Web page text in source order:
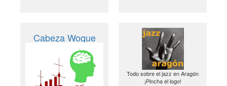
Cabeza Woque
Todo sobre el jazz en Aragón
¡Pincha el logo!